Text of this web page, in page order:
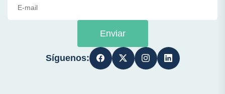
Enviar
Síguenos: